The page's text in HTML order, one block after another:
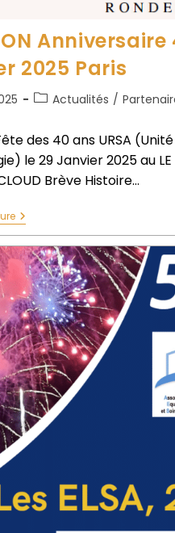
Anniversaire
2025 Paris
Actualités /
des 40 ans URSA
le 29 Janvier 2025 au LE
Brève Histoire…